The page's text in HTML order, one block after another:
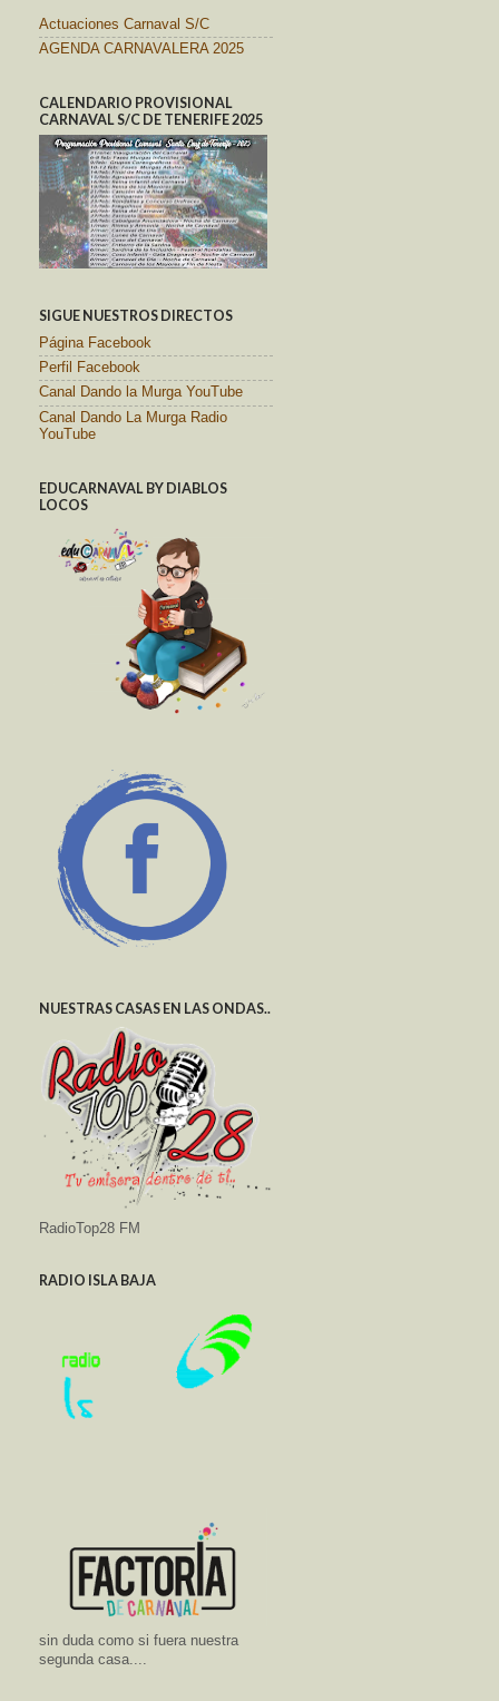
Actuaciones Carnaval S/C
AGENDA CARNAVALERA 2025
CALENDARIO PROVISIONAL
CARNAVAL S/C DE TENERIFE 2025
SIGUE NUESTROS DIRECTOS
Página Facebook
Perfil Facebook
Canal Dando la Murga YouTube
Canal Dando La Murga Radio
YouTube
EDUCARNAVAL BY DIABLOS
LOCOS
NUESTRAS CASAS EN LAS ONDAS..
RadioTop28 FM
RADIO ISLA BAJA
sin duda como si fuera nuestra
segunda casa....